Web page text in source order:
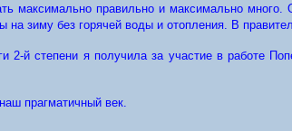
максимально правильно и максимально
зиму без горячей воды и отопления. В
й степени я получила за участие в работе
прагматичный век.